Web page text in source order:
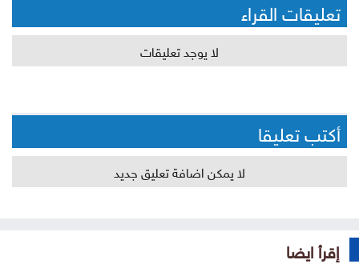
تعليقات القراء
لا يوجد تعليقات
أكتب تعليقا
لا يمكن اضافة تعليق جديد
إقرأ ايضا